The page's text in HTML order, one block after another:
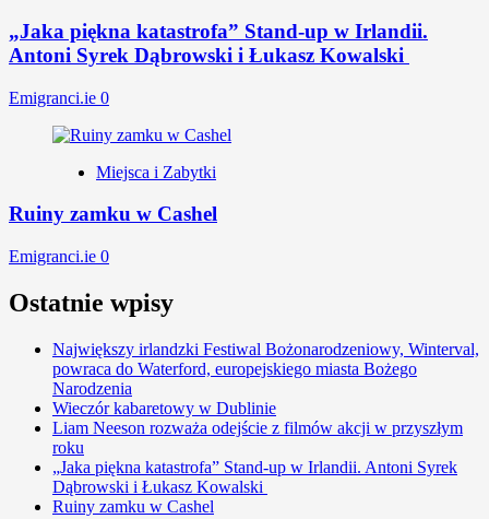
„Jaka piękna katastrofa” Stand-up w Irlandii.
Antoni Syrek Dąbrowski i Łukasz Kowalski
Emigranci.ie 0
Miejsca i Zabytki
Ruiny zamku w Cashel
Emigranci.ie 0
Ostatnie wpisy
Największy irlandzki Festiwal Bożonarodzeniowy, Winterval,
powraca do Waterford, europejskiego miasta Bożego
Narodzenia
Wieczór kabaretowy w Dublinie
Liam Neeson rozważa odejście z filmów akcji w przyszłym
roku
„Jaka piękna katastrofa” Stand-up w Irlandii. Antoni Syrek
Dąbrowski i Łukasz Kowalski
Ruiny zamku w Cashel